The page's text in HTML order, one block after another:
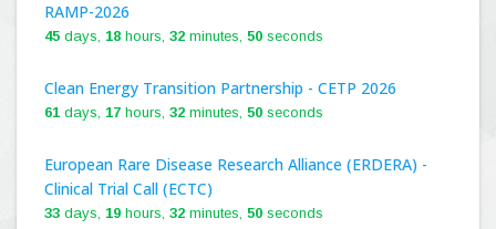
RAMP-2026
45 days, 18 hours, 32 minutes, 49 seconds
Clean Energy Transition Partnership - CETP 2026
61 days, 17 hours, 32 minutes, 49 seconds
European Rare Disease Research Alliance (ERDERA) -
Clinical Trial Call (ECTC)
33 days, 19 hours, 32 minutes, 49 seconds